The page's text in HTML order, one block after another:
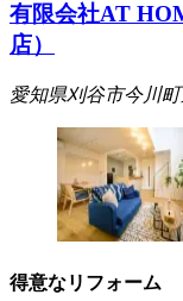
有限会社AT
店）
愛知県刈谷市今川
得意なリフォーム